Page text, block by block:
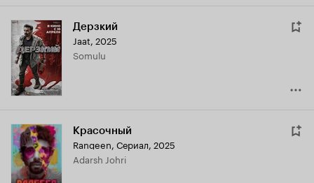
Дерзкий
Jaat, 2025
Somulu
Красочный
Rangeen, Сериал, 2025
Adarsh Johri